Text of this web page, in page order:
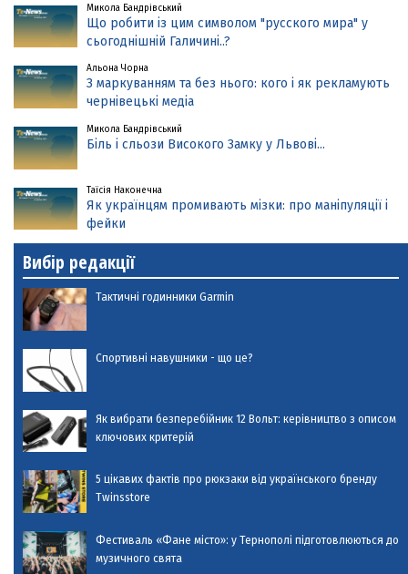
Микола Бандрівський
Що робити із цим символом "русского мира" у
сьогоднішній Галичині..?
Альона Чорна
З маркуванням та без нього: кого і як рекламують
чернівецькі медіа
Микола Бандрівський
Біль і сльози Високого Замку у Львові...
Таїсія Наконечна
Як українцям промивають мізки: про маніпуляції і
фейки
Вибір редакції
Тактичні годинники Garmin
Спортивні навушники - що це?
Як вибрати безперебійник 12 Вольт: керівництво з описом
ключових критерій
5 цікавих фактів про рюкзаки від українського бренду
Twinsstore
Фестиваль «Фане місто»: у Тернополі підготовлюються до
музичного свята